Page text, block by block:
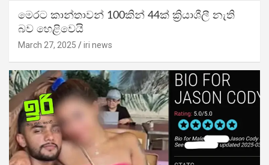
මෙරට කාන්තාවන් 100කින් 44ක් ක්‍රියාශීලී නැති
බව හෙළිවෙයි
March 27, 2025 iri news